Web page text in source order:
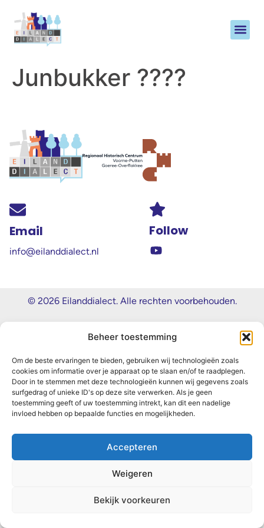
Beheer toestemming
Om de beste ervaringen te bieden, gebruiken wij technologieën zoals
cookies om informatie over je apparaat op te slaan en/of te raadplegen.
Door in te stemmen met deze technologieën kunnen wij gegevens zoals
surfgedrag of unieke ID's op deze site verwerken. Als je geen
toestemming geeft of uw toestemming intrekt, kan dit een nadelige
invloed hebben op bepaalde functies en mogelijkheden.
Accepteren
Weigeren
Bekijk voorkeuren
Junbukker ????
Email
info@eilanddialect.nl
Follow
© 2026 Eilanddialect. Alle rechten voorbehouden.